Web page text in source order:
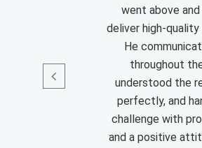
went above
deliver high-
He
throughout
understood the
perfectly, and
challenge with
and a positive